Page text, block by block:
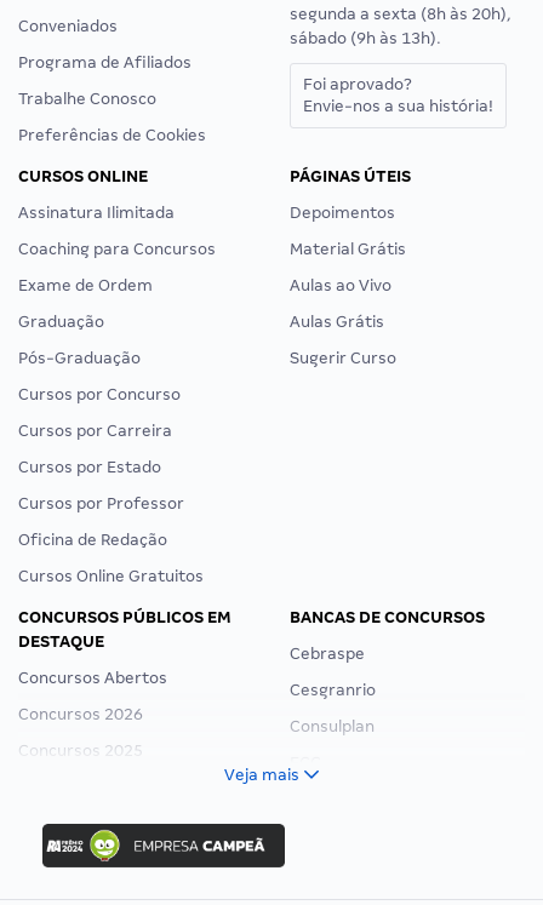
Conveniados
Programa de Afiliados
Trabalhe Conosco
Preferências de Cookies
segunda a sexta (8h às 20h),
sábado (9h às 13h).
Foi aprovado?
Envie-nos a sua história!
CURSOS ONLINE
Assinatura Ilimitada
Coaching para Concursos
Exame de Ordem
Graduação
Pós-Graduação
Cursos por Concurso
Cursos por Carreira
Cursos por Estado
Cursos por Professor
Oficina de Redação
Cursos Online Gratuitos
PÁGINAS ÚTEIS
Depoimentos
Material Grátis
Aulas ao Vivo
Aulas Grátis
Sugerir Curso
CONCURSOS PÚBLICOS EM
DESTAQUE
Concursos Abertos
Concursos 2026
Concursos 2025
Concurso Ibama
Concurso MPU
Editais publicados
BANCAS DE CONCURSOS
Cebraspe
Cesgranrio
Consulplan
Veja mais